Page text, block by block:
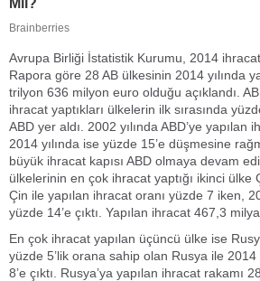
Avrupa Birliği İstatistik Kurumu, 2014 ihracat
Rapora göre 28 AB ülkesinin 2014 yılında
trilyon 636 milyon euro olduğu açıklandı.
ihracat yaptıkları ülkelerin ilk sırasında
ABD yer aldı. 2002 yılında ABD’ye yapılan
2014 yılında ise yüzde 15’e düşmesine
büyük ihracat kapısı ABD olmaya devam
ülkelerinin en çok ihracat yaptığı ikinci ülke
Çin ile yapılan ihracat oranı yüzde 7 iken,
yüzde 14’e çıktı. Yapılan ihracat 467,3
En çok ihracat yapılan üçüncü ülke ise
yüzde 5’lik orana sahip olan Rusya ile 2014
8’e çıktı. Rusya’ya yapılan ihracat rakamı